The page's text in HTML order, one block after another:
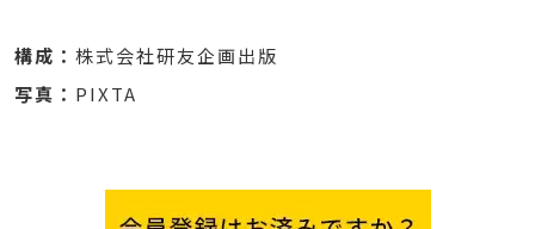
構成： 株式会社研友企画出版
写真： PIXTA